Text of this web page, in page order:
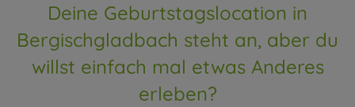
Deine Geburtstagslocation in
Bergischgladbach steht an, aber du
willst einfach mal etwas Anderes
erleben?